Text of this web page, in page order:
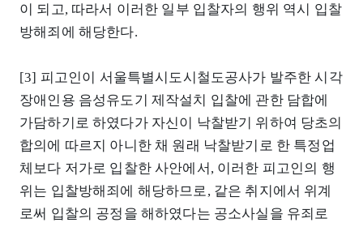
이 되고, 따라서 이러한 일부 입찰자의 행위 역시 입찰
방해죄에 해당한다.
[3] 피고인이 서울특별시도시철도공사가 발주한 시각
장애인용 음성유도기 제작설치 입찰에 관한 담합에
가담하기로 하였다가 자신이 낙찰받기 위하여 당초의
합의에 따르지 아니한 채 원래 낙찰받기로 한 특정업
체보다 저가로 입찰한 사안에서, 이러한 피고인의 행
위는 입찰방해죄에 해당하므로, 같은 취지에서 위계
로써 입찰의 공정을 해하였다는 공소사실을 유죄로